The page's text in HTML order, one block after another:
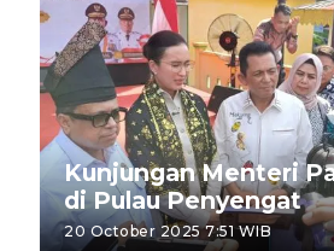
Kunjungan Menteri
di Pulau Penyengat
20 October 2025 7:51 WIB